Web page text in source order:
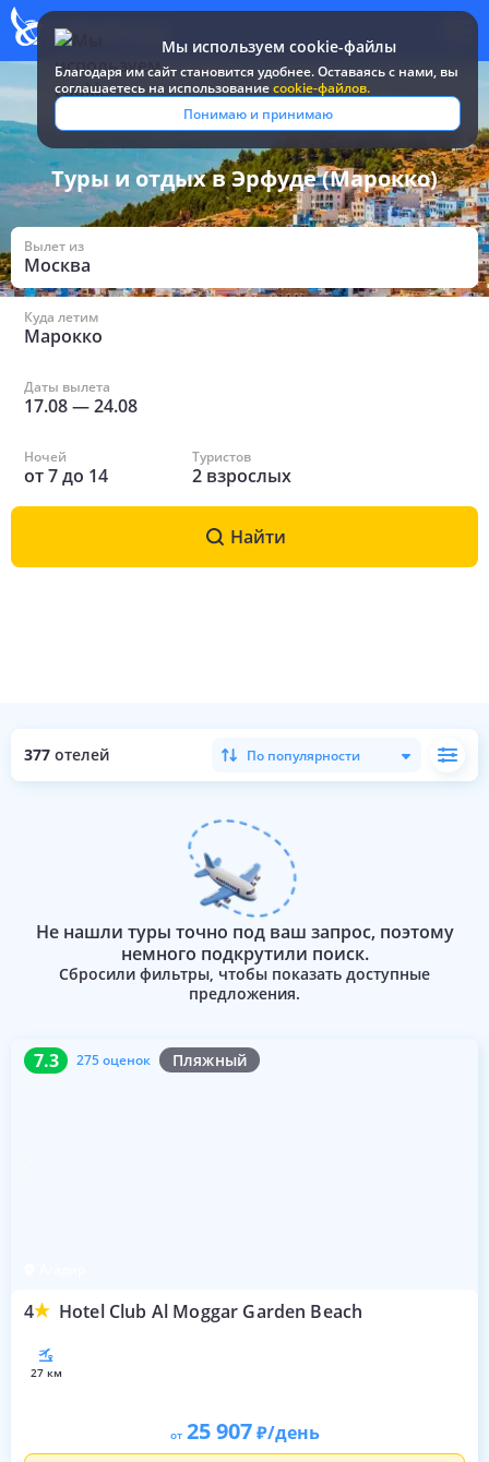
Мы используем cookie-файлы
Благодаря им сайт становится удобнее. Оставаясь c нами, вы
соглашаетесь на использованиеcookie-файлов.
Понимаю и принимаю
Все туры и путевки / Марокко / в Эрфуде
Туры и отдых в Эрфуде (Марокко)
Вылет из
Москва
Куда летим
Марокко
Даты вылета
17.08—24.08
Ночей
от7до 14
Туристов
2 взрослых
Найти
377 отелей По популярности
Не нашли туры точно под ваш запрос, поэтому
немного подкрутили поиск.
Сбросили фильтры, чтобы показать доступные
предложения.
7.3 275 оценок Пляжный
4 Hotel Club Al Moggar Garden Beach
7.3 275 оценок
27 км
от 25 907 /день